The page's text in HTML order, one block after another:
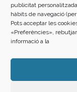
publicitat
hàbits de navegació
Pots acceptar les
«Preferències»,
informació a la
Botiga Una
Pl. Mercadal, 41
Galeries del Mercat
COOKIES| Fotos: